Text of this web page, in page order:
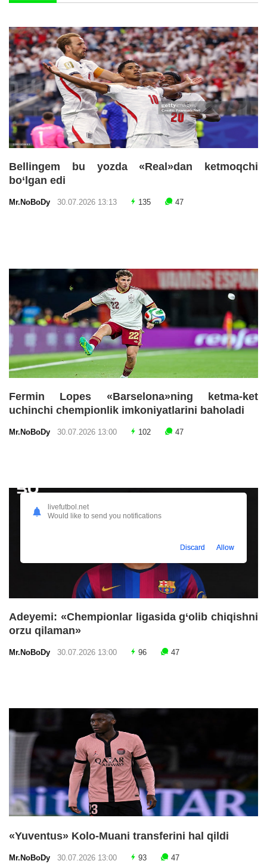
Bellingem bu yozda «Real»dan ketmoqchi
bo‘lgan edi
Mr.NoBoDy 30.07.2026 13:13 135 47
Fermin Lopes «Barselona»ning ketma-ket
uchinchi chempionlik imkoniyatlarini baholadi
Mr.NoBoDy 30.07.2026 13:00 102 47
Adeyemi: «Chempionlar ligasida g‘olib chiqishni
orzu qilaman»
Mr.NoBoDy 30.07.2026 13:00 96 47
«Yuventus» Kolo-Muani transferini hal qildi
Mr.NoBoDy 30.07.2026 13:00 93 47
livefutbol.net
Would like to send you notifications
Discard Allow